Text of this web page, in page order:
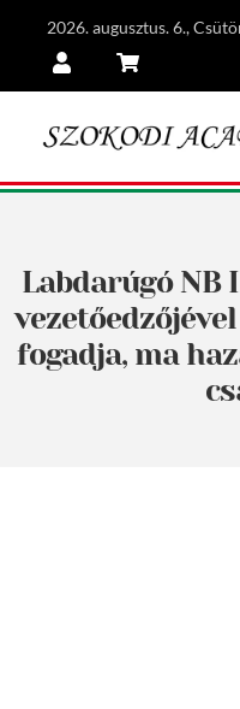
2026. augusztus. 6.,
Labdarúgó NB
fogadja, ma